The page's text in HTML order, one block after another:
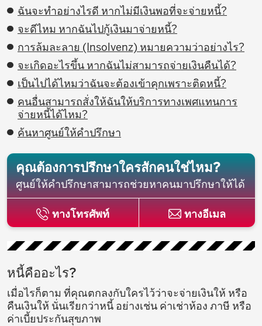
ฉันจะทำอย่างไรดี หากไม่มีเงินพอที่จะจ่ายหนี้?
จะดีไหม หากฉันไปกู้เงินมาจ่ายหนี้?
การล้มละลาย (Insolvenz) หมายความว่าอย่างไร?
จะเกิดอะไรขึ้น หากฉันไม่สามารถจ่ายเงินคืนได้?
เป็นไปได้ไหมว่าฉันจะต้องเข้าคุกเพราะติดหนี้?
คนอื่นสามารถสั่งให้ฉันให้บริการทางเพศแทนการ
จ่ายหนี้ได้ไหม?
ค้นหาศูนย์ให้คำปรึกษา
คุณต้องการปรึกษาใครสักคนใช่ไหม?
ศูนย์ให้คำปรึกษาสามารถช่วยหาคนมาปรึกษาให้ได้
ทางโทรศัพท์ ทางอีเมล
หนี้คืออะไร?
เมื่อไรก็ตาม ที่คุณตกลงกับใครไว้ว่าจะจ่ายเงินให้ หรือ
คืนเงินให้ นั่นเรียกว่าหนี้ อย่างเช่น ค่าเช่าห้อง ภาษี หรือ
ค่าเบี้ยประกันสุขภาพ